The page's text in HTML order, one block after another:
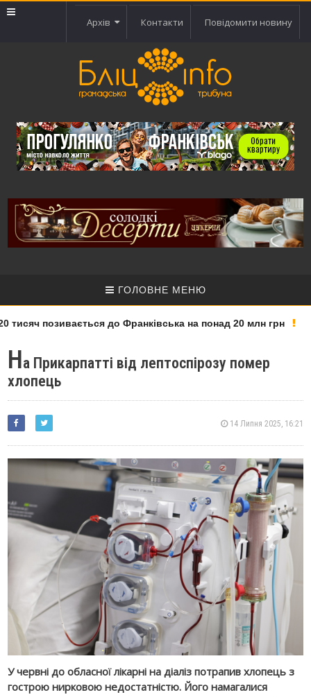
Архів Контакти Повідомити новину
ГОЛОВНЕ МЕНЮ
позивається до Франківська на понад 20 млн грн
На Прикарпатті від лептоспірозу помер
хлопець
14 Липня 2025, 16:21
У червні до обласної лікарні на діаліз потрапив хлопець з
гострою нирковою недостатністю. Його намагалися